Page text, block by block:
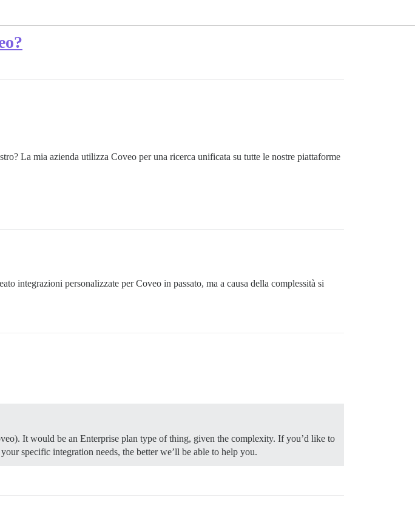
La mia azienda utilizza Coveo per una ricerca unificata su tutte le nostre piattaforme
integrazioni personalizzate per Coveo in passato, ma a causa della complessità si
It would be an Enterprise plan type of thing, given the complexity. If you’d like to
specific integration needs, the better we’ll be able to help you.